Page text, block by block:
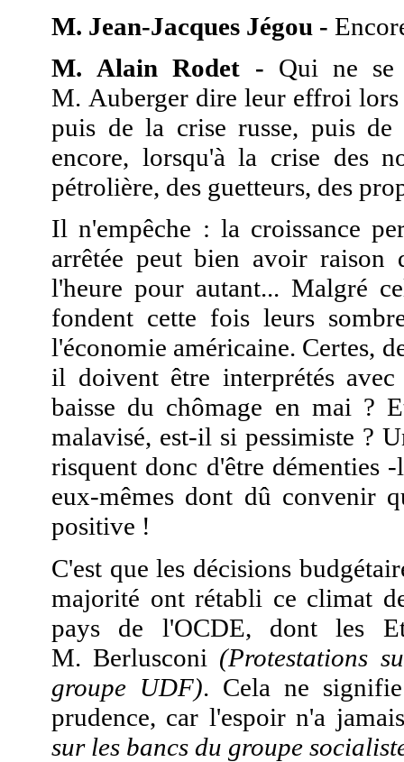
M. Jean-Jacques Jégou -
M. Alain Rodet - Qui ne se
M. Auberger dire leur effroi lors
puis de la crise russe, puis
encore, lorsqu'à la crise des
pétrolière, des guetteurs, des
Il n'empêche : la croissance
arrêtée peut bien avoir
l'heure pour autant... Malgré
fondent cette fois leurs
l'économie américaine. Certes,
il doivent être interprétés
baisse du chômage en mai ?
malavisé, est-il si pessimiste ?
risquent donc d'être démenties
eux-mêmes dont dû convenir
positive !
C'est que les décisions
majorité ont rétabli ce climat
pays de l'OCDE, dont les
M. Berlusconi (Protestations
groupe UDF). Cela ne
prudence, car l'espoir n'a
sur les bancs du groupe